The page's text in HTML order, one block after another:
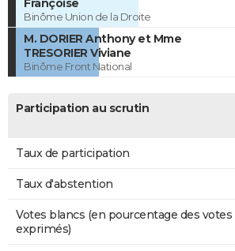
Françoise
Binôme Union de la Droite
M. DORIER Anthony et Mme
TRESORIER Viviane
Binôme Front National
Participation au scrutin
Taux de participation
Taux d'abstention
Votes blancs (en pourcentage des votes
exprimés)